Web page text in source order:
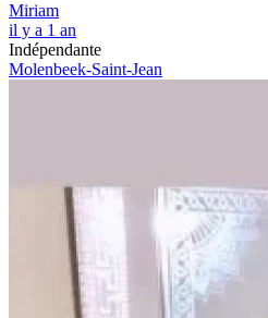
Miriam
il y a 1 an
Indépendante
Molenbeek-Saint-Jean